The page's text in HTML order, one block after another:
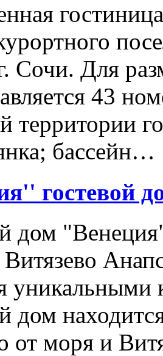
Сочи. Для
43
территории
бассейн…
гостевой
дом
Витязево
дом
от моря и